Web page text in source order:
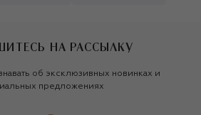
НА РАССЫЛКУ
об эксклюзивных новинках и
предложениях